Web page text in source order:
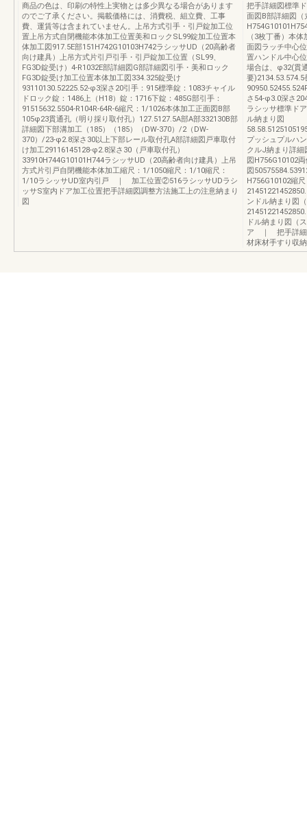
商品の色は、印刷の特性上実物とは多少異なる場合があります
のでご了承ください。掲載価格には、消費税、組立費、工事
費、運賃等は含まれていません。上吊方式引手・引戸錠加工位
置上吊方式自閉機能本体加工位置美和ロックSL99錠加工位置本
体加工図917.5E部151H742G10103H742ラシッサUD（20高齢者
向け建具）上吊方式片引戸引手・引戸錠加工位置（SL99、
FG3D錠受け）4-R1032E部詳細図G部詳細図引手・美和ロック
FG3D錠受け加工位置本体加工図334.325錠受け
93110130.52225.52-φ3深さ20引手：915標準錠：1083チャイル
ドロック錠：1486上（H18）錠：1716下錠：485G部引手：
91515632.5504-R104R-64R-6縮尺：1/1026本体加工正面図B部
105φ23貫通孔（明り採り取付孔）127.5127.5A部A部332130B部
詳細図下部溝加工（185）（185）（DW-370）/2（DW-
370）/23-φ2.8深さ30以上下部レール取付孔A部詳細図戸車取付
け加工29116145128-φ2.8深さ30（戸車取付孔）
33910H744G10101H744ラシッサUD（20高齢者向け建具）上吊
方式片引戸自閉機能本体加工縮尺：1/1050縮尺：1/10縮尺：
1/10ラシッサUD室内引戸 ｜ 加工位置②516ラシッサUDラシ
ッサS室内ドア加工位置把手詳細図調整方法施工上の注意納まり
図
把手詳細図標準
面図B部詳細図（
（3枚丁番）本
面図ラッチ中心
置ハンドル中心
場合は、φ32(貫
要)2134.53.574.5
さ54-φ3.0深さ
ラシッサ標準ド
ル納まり図
プッシュプルハ
クルJ納まり詳細
図H756G10102
図
H756G10102縮
ンドル納まり図
ドル納まり図（
ア ｜ 把手詳細
材床材手すり収納